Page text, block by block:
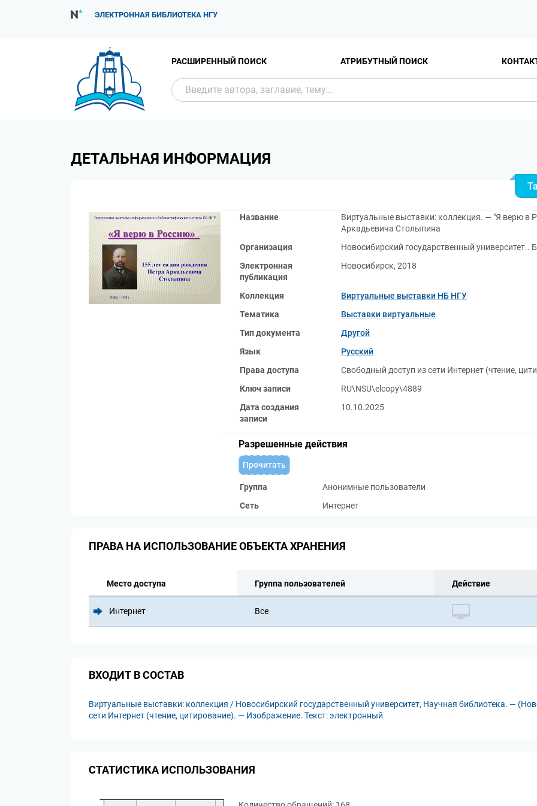
ЭЛЕКТРОННАЯ БИБЛИОТЕКА НГУ
РАСШИРЕННЫЙ ПОИСК АТРИБУТНЫЙ ПОИСК
ДЕТАЛЬНАЯ ИНФОРМАЦИЯ
Название
Виртуальные выставки: коллекция. — "Я верю в
Аркадьевича Столыпина
Организация
Новосибирский государственный университет..
Электронная
публикация
Новосибирск, 2018
Коллекция
Виртуальные выставки НБ НГУ
Тематика
Выставки виртуальные
Тип документа
Другой
Язык
Русский
Права доступа
Свободный доступ из сети Интернет (чтение,
Ключ записи
RU\NSU\elcopy\4889
Дата создания
записи
10.10.2025
Разрешенные действия
Прочитать
Группа
Анонимные пользователи
Сеть
Интернет
ПРАВА НА ИСПОЛЬЗОВАНИЕ ОБЪЕКТА ХРАНЕНИЯ
Место доступа Группа пользователей Действие
Интернет Все
ВХОДИТ В СОСТАВ
Виртуальные выставки: коллекция / Новосибирский государственный университет, Научная библиотека. —
сети Интернет (чтение, цитирование). — Изображение. Текст: электронный
СТАТИСТИКА ИСПОЛЬЗОВАНИЯ